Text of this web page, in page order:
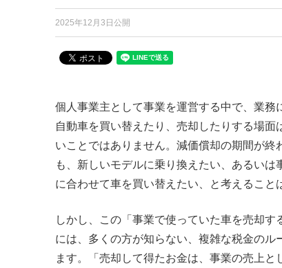
2025年12月3日公開
個人事業主として事業を運営する中で、業務
自動車を買い替えたり、売却したりする場面
いことではありません。減価償却の期間が終
も、新しいモデルに乗り換えたい、あるいは
に合わせて車を買い替えたい、と考えること
しかし、この「事業で使っていた車を売却す
には、多くの方が知らない、複雑な税金のル
ます。「売却して得たお金は、事業の売上と